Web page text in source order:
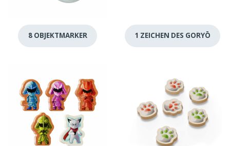
8 OBJEKTMARKER 1 ZEICHEN DES GORYŌ